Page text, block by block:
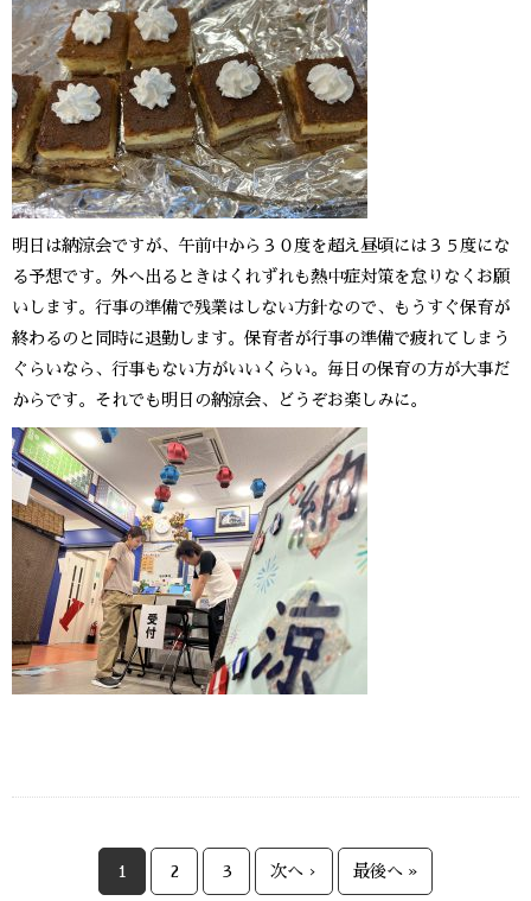
明日は納涼会ですが、午前中から３０度を超え昼頃には３５度にな
る予想です。外へ出るときはくれずれも熱中症対策を怠りなくお願
いします。行事の準備で残業はしない方針なので、もうすぐ保育が
終わるのと同時に退勤します。保育者が行事の準備で疲れてしまう
ぐらいなら、行事もない方がいいくらい。毎日の保育の方が大事だ
からです。それでも明日の納涼会、どうぞお楽しみに。
1 2 3 次へ › 最後へ »